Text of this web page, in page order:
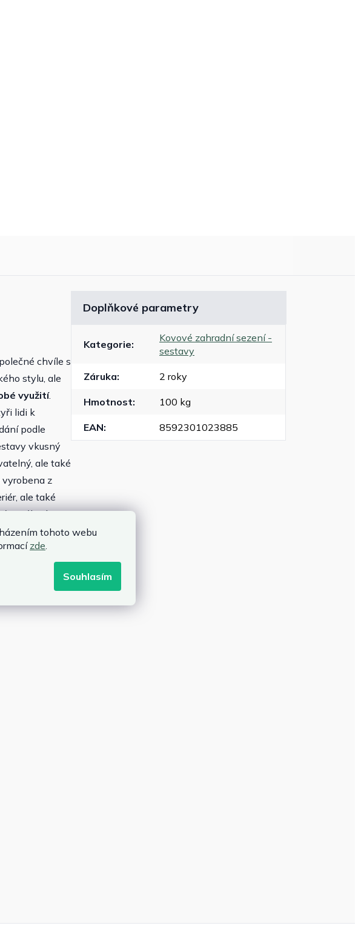
tohoto webu
zde.
Souhlasím
chvíle s
stylu, ale
využití.
lidi k
podle
vkusný
ale také
vyrobena z
ale také
nábytkem
Doplňkové parametry
Kategorie:
Kovové zahradní sezení -
sestavy
Záruka: 2 roky
Hmotnost: 100 kg
EAN: 8592301023885